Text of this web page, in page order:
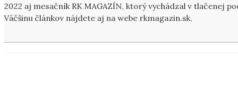
2022 aj mesačník RK MAGAZÍN, ktorý vychádzal v tlačenej
Väčšinu článkov nájdete aj na webe rkmagazin.sk.